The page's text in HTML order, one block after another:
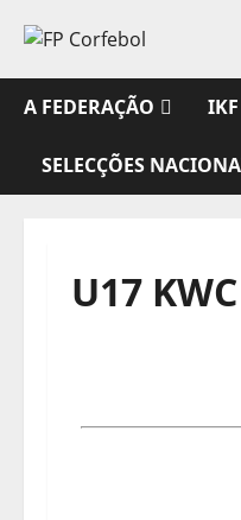
para
o
conteúdo
A FEDERAÇÃO
SELECÇÕES
U17